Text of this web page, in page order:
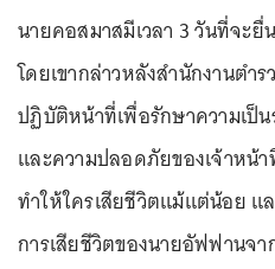
นายคอสมาสมีเวลา 3 วันที่จะ
โดยเขากล่าวหลังสำนักงานตำ
ปฏิบัติหน้าที่เพื่อรักษาความเป็น
และความปลอดภัยของเจ้าหน้
ทำให้ใครเสียชีวิตแม้แต่น้อย แล
การเสียชีวิตของนายอัฟฟานจา